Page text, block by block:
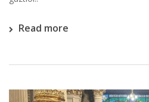
Read more